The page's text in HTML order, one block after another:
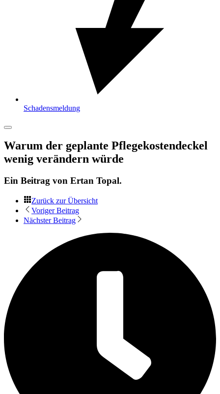
Schadensmeldung
Warum der geplante Pflegekostendeckel
wenig verändern würde
Ein Beitrag von Ertan Topal.
Zurück zur Übersicht
Voriger Beitrag
Nächster Beitrag